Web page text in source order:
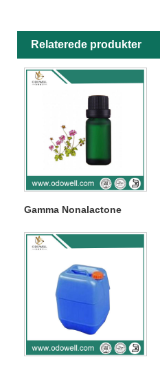
Relaterede produkter
Gamma Nonalactone